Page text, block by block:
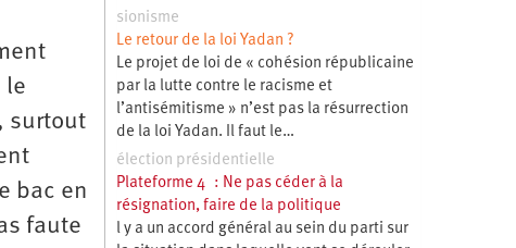
le
surtout
bac en
faute
sionisme
Le retour de la loi Yadan ?
Le projet de loi de « cohésion républicaine
par la lutte contre le racisme et
l’antisémitisme » n’est pas la résurrection
de la loi Yadan. Il faut le…
élection présidentielle
Plateforme 4 : Ne pas céder à la
résignation, faire de la politique
l y a un accord général au sein du parti sur